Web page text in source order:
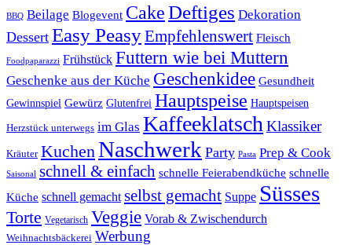
BBQ Beilage Blogevent CakeDeftiges Dekoration
Dessert Easy PeasyEmpfehlenswert Fleisch
Foodpaparazzi Frühstück Futtern wie bei Muttern
Geschenke aus der Küche Geschenkidee Gesundheit
Gewinnspiel Gewürz Glutenfrei Hauptspeise Hauptspeisen
Herzstück unterwegs im Glas Kaffeeklatsch Klassiker
Kräuter Kuchen Naschwerk Party Pasta Prep & Cook
Saisonal schnell & einfach schnelle Feierabendküche schnelle
Küche schnell gemacht selbst gemacht Suppe Süsses
Torte Vegetarisch Veggie Vorab & Zwischendurch
Weihnachtsbäckerei Werbung